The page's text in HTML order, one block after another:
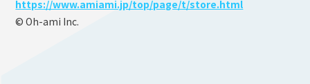
https://www.amiami.jp/top/page/t/store.html
© Oh-ami Inc.